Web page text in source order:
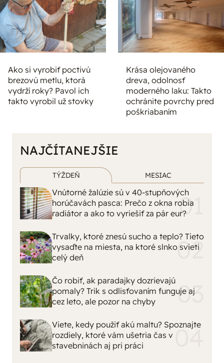
Ako si vyrobiť poctivú
brezovú metlu, ktorá
vydrží roky? Pavol ich
takto vyrobil už stovky
Krása olejovaného
dreva, odolnosť
moderného laku: Takto
ochránite povrchy pred
poškriabaním
NAJČÍTANEJŠIE
TÝŽDEŇ MESIAC
Vnútorné žalúzie sú v 40-stupňových
horúčavách pasca: Prečo z okna robia
radiátor a ako to vyriešiť za pár eur?
Trvalky, ktoré znesú sucho a teplo? Tieto
vysaďte na miesta, na ktoré slnko svieti
celý deň
Čo robiť, ak paradajky dozrievajú
pomaly? Trik s odlisťovaním funguje aj
cez leto, ale pozor na chyby
Viete, kedy použiť akú maltu? Spoznajte
rozdiely, ktoré vám ušetria čas v
stavebninách aj pri práci